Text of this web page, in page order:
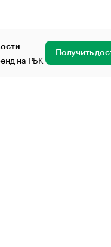
на РБК Получить